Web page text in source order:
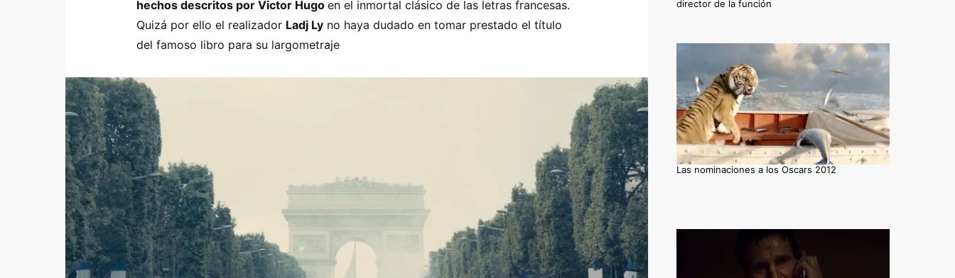
hechos descritos por Victor Hugo en el inmortal clásico de las letras francesas.
Quizá por ello el realizador Ladj Ly no haya dudado en tomar prestado el título
del famoso libro para su largometraje
director de la función
Las nominaciones a los Oscars 2012